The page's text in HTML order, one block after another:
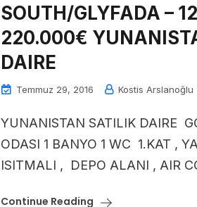
SOUTH/GLYFADA –
220.000€
DAIRE
Temmuz 29, 2016 Kostis
YUNANISTAN SATILIK DAIRE
ODASI 1 BANYO 1 WC 1.KAT ,
ISITMALI , DEPO ALANI , AIR
Continue Reading